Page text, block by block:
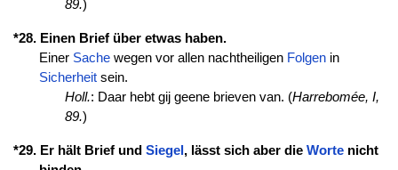
89.)
*28. Einen Brief über etwas haben.
Einer Sachewegen vor allen nachtheiligen Folgenin
Sicherheitsein.
Holl.: Daar hebt gij geene brieven van. (Harrebomée, I,
89.)
*29. Er hält Brief und Siegel , lässt sich aber die Wortenicht